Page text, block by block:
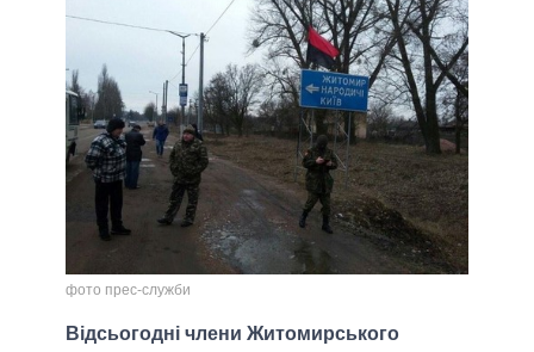
фото прес-служби
Відсьогодні члени Житомирського